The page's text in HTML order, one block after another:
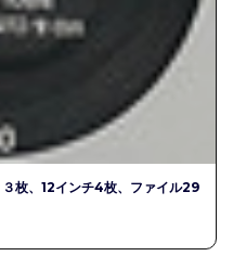
３枚、12インチ4枚、ファイル29